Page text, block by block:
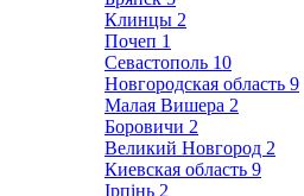
Клинцы 2
Почеп 1
Севастополь 10
Новгородская область 9
Малая Вишера 2
Боровичи 2
Великий Новгород 2
Киевская область 9
Ірпінь 2